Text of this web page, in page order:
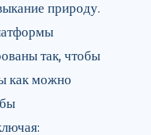
природу.
так, чтобы
как можно